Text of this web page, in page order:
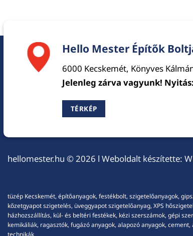
Hello Mester Építők
6000 Kecskemét, Könyves
Jelenleg zárva vagyunk!
TÉRKÉP
hellomester.hu © 2026 l Weboldalt készítette:
tüzép Kecskemét, építőanyagok, festékbolt, szigetelőanyagok,
kőzetgyapot szigetelés, üveggyapot szigetelőanyag, XPS
házhozszállítás, kül- és beltéri festékek, kézi szerszámok, gépi
kemikáliák, ragasztók, fugázó anyagok, alapozó anyagok,
technikák